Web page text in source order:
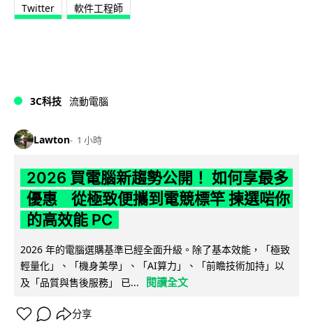
Twitter 軟件工程師
3C科技 流動電腦
Lawton 1 小時
2026 買電腦新趨勢公開！ 如何享最多
優惠 從極致便攜到電競標竿 揀選啱你
的高效能 PC
2026 年的電腦選購基準已經全面升級。除了基本效能，「極致
輕量化」、「機身美學」、「AI算力」、「前瞻技術加持」以
及「品質與售後服務」 已...
閱讀全文
分享